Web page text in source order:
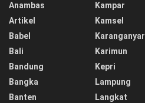
Anambas
Artikel
Babel
Bali
Bandung
Bangka
Banten
Kampar
Kamsel
Karanganyar
Karimun
Kepri
Lampung
Langkat